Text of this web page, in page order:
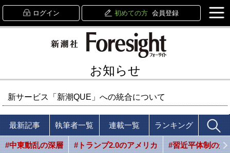
ログイン 初めての方 会員登録
お知らせ
新サービス「新潮QUE」への統合について
最新記事 執筆者一覧 連載一覧 ランキング
#中東動乱の深層 #トランプ2.0のアメリカ #習近平体制の光